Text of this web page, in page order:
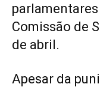
Comissão de
de abril.
Apesar da